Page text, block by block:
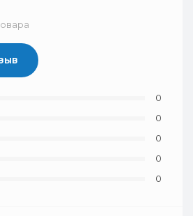
0
0
0
0
0